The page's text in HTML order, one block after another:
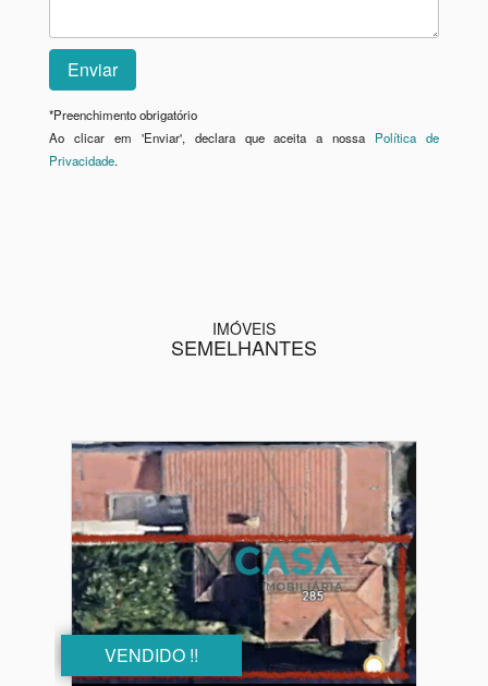
*Preenchimento obrigatório
Ao clicar em 'Enviar', declara que aceita a nossa Política de
Privacidade.
IMÓVEIS
SEMELHANTES
VENDIDO !!